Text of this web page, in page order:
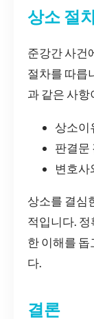
상소 절
준강간 사건
절차를 따릅
과 같은 사
상소이
판결문
변호사
상소를 결심
적입니다. 정
한 이해를 돕
다.
결론